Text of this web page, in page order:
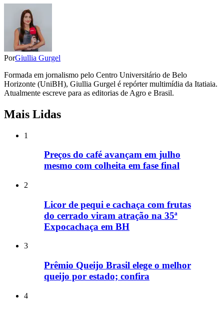
PorGiullia Gurgel
Formada em jornalismo pelo Centro Universitário de Belo
Horizonte (UniBH), Giullia Gurgel é repórter multimídia da Itatiaia.
Atualmente escreve para as editorias de Agro e Brasil.
Mais Lidas
1
Preços do café avançam em julho
mesmo com colheita em fase final
2
Licor de pequi e cachaça com frutas
do cerrado viram atração na 35ª
Expocachaça em BH
3
Prêmio Queijo Brasil elege o melhor
queijo por estado; confira
4